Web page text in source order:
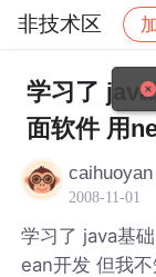
非技术区
社区 非技术
学习了
面软件 用
caihuoyan
2008-11-01
学习了 java基
ean开发 但我